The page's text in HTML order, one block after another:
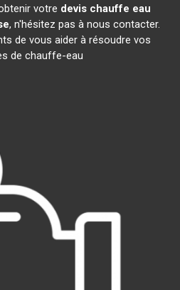
votre devis chauffe eau
, n'hésitez pas à nous contacter.
de vous aider à résoudre vos
de chauffe-eau